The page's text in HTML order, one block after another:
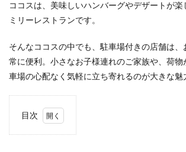
ココスは、美味しいハンバーグやデザートが
ミリーレストランです。
そんなココスの中でも、駐車場付きの店舗は
常に便利。小さなお子様連れのご家族や、荷物
車場の心配なく気軽に立ち寄れるのが大きな魅
目次
鹿児島県
沖縄県
検索